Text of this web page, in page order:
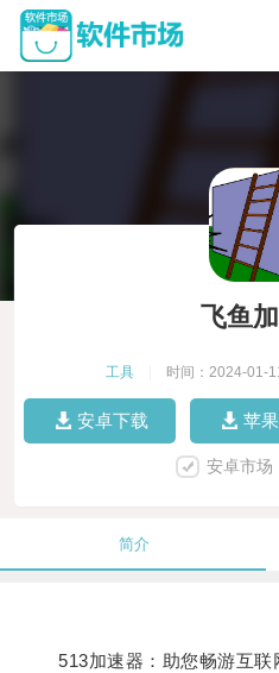
飞鱼
工具 时间：2024-01-
安卓下载 苹
安卓市场
简介
513加速器：助您畅游互联